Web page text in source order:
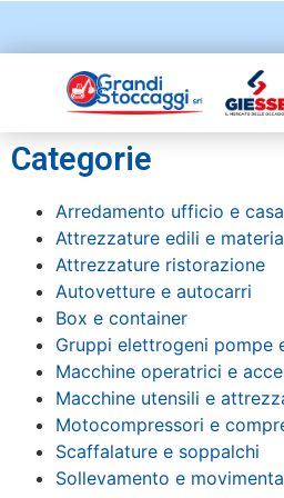
Categorie
Arredamento ufficio e casa
Attrezzature edili e
Attrezzature ristorazione
Autovetture e autocarri
Box e container
Gruppi elettrogeni pompe
Macchine operatrici e
Macchine utensili e
Motocompressori e
Scaffalature e soppalchi
Sollevamento e